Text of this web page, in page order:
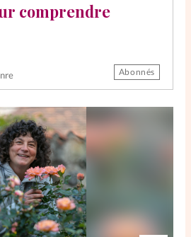
comprendre
Abonnés